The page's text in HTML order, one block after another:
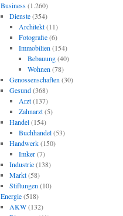
Business(1.260)
Dienste(354)
Architekt(11)
Fotografie(6)
Immobilien (154)
Bebauung(40)
Wohnen (78)
Genossenschaften (30)
Gesund(368)
Arzt(137)
Zahnarzt(5)
Handel(154)
Buchhandel(53)
Handwerk(150)
Imker(7)
Industrie(138)
Markt(58)
Stiftungen (10)
Energie(518)
AKW(132)